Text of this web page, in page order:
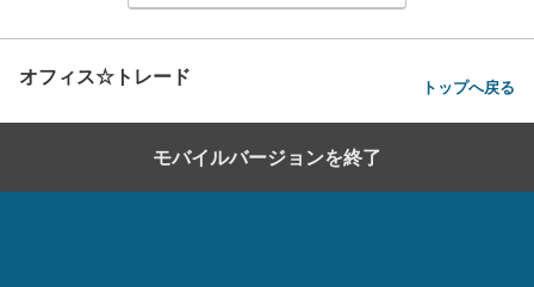
オフィス☆トレード トップへ戻る
モバイルバージョンを終了